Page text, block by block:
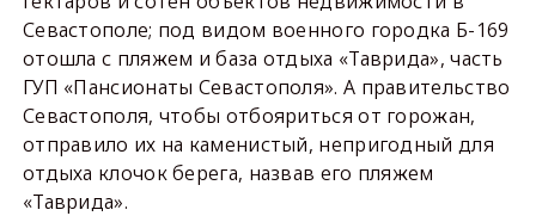
Севастополе; под видом военного городка Б-169
отошла с пляжем и база отдыха «Таврида», часть
ГУП «Пансионаты Севастополя». А правительство
Севастополя, чтобы отбояриться от горожан,
отправило их на каменистый, непригодный для
отдыха клочок берега, назвав его пляжем
«Таврида».